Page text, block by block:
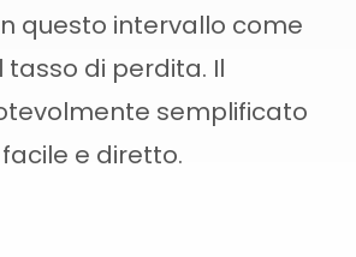
questo intervallo come
di perdita. Il
semplificato
e diretto.